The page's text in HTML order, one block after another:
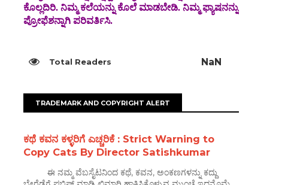
ಕೊಲ್ಲದಿರಿ. ನಿಮ್ಮ ಕಲೆಯನ್ನು ಕೊಲೆ ಮಾಡಬೇಡಿ. ನಿಮ್ಮ ಫ್ಯಾಷನನ್ನು
ಪ್ರೋಫೆಶನ್ನಾಗಿ ಪರಿವರ್ತಿಸಿ.
NaN
TRADEMARK AND COPYRIGHT ALERT
ಕಥೆ ಕವನ ಕಳ್ಳರಿಗೆ ಎಚ್ಚರಿಕೆ : Strict Warning to
Copy Cats By Director Satishkumar
ಈ ನಮ್ಮ ವೆಬಸೈಟನಿಂದ ಕಥೆ, ಕವನ, ಅಂಕಣಗಳನ್ನು ಕದ್ದು